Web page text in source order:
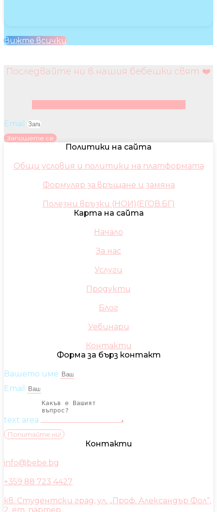
Вижте всички
Последвайте ни в нашия бебешки свят ❤️
Email
Запишете се
Политики на сайта
Общи условия и политики на платформата
Формуляр за връщане и замяна
Полезни връзки (НОИ)(ЕГОВ.БГ)
Карта на сайта
Начало
За нас
Услуги
Продукти
Блог
Уебинари
Контакти
Форма за бърз контакт
Вашето име
Email
text area
Попитайте ни!
Контакти
info@bebe.bg
+359 88 723 4427
кв. Студентски град, ул. „Проф. Александър Фол“,
2, ет. партер